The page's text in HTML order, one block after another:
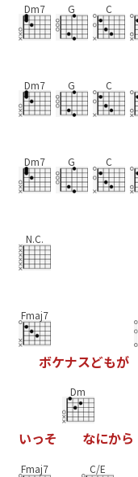
Dm7 G C
Dm7 G C
Dm7 G C
N.C.
Fmaj7
ボケナスどもが
いっそ
Dm
なにから
Fmaj7 C/E